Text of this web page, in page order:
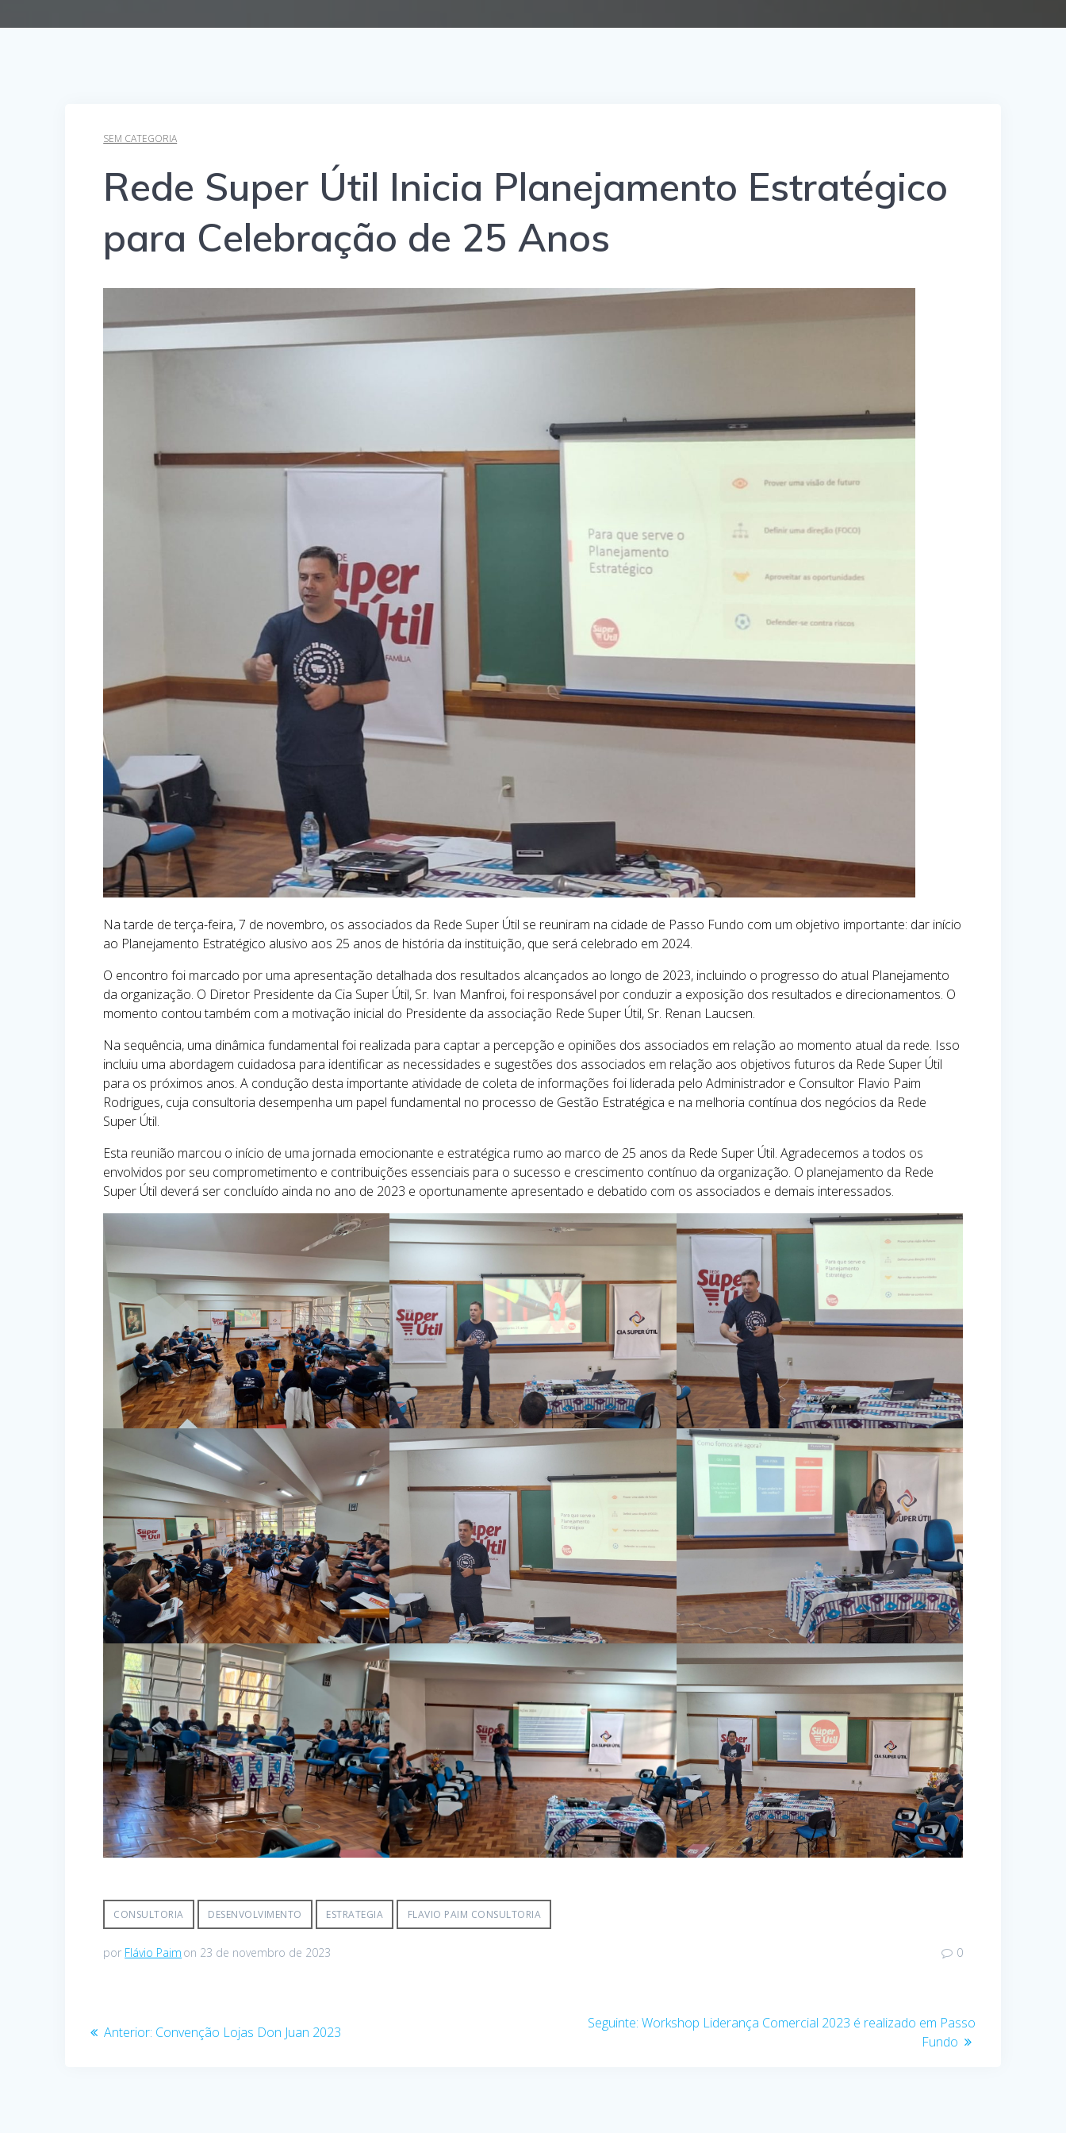
SEM CATEGORIA
Rede Super Útil Inicia Planejamento Estratégico
para Celebração de 25 Anos
Na tarde de terça-feira, 7 de novembro, os associados da Rede Super Útil se reuniram na cidade de Passo Fundo com um objetivo importante: dar início
ao Planejamento Estratégico alusivo aos 25 anos de história da instituição, que será celebrado em 2024.
O encontro foi marcado por uma apresentação detalhada dos resultados alcançados ao longo de 2023, incluindo o progresso do atual Planejamento
da organização. O Diretor Presidente da Cia Super Útil, Sr. Ivan Manfroi, foi responsável por conduzir a exposição dos resultados e direcionamentos. O
momento contou também com a motivação inicial do Presidente da associação Rede Super Útil, Sr. Renan Laucsen.
Na sequência, uma dinâmica fundamental foi realizada para captar a percepção e opiniões dos associados em relação ao momento atual da rede. Isso
incluiu uma abordagem cuidadosa para identificar as necessidades e sugestões dos associados em relação aos objetivos futuros da Rede Super Útil
para os próximos anos. A condução desta importante atividade de coleta de informações foi liderada pelo Administrador e Consultor Flavio Paim
Rodrigues, cuja consultoria desempenha um papel fundamental no processo de Gestão Estratégica e na melhoria contínua dos negócios da Rede
Super Útil.
Esta reunião marcou o início de uma jornada emocionante e estratégica rumo ao marco de 25 anos da Rede Super Útil. Agradecemos a todos os
envolvidos por seu comprometimento e contribuições essenciais para o sucesso e crescimento contínuo da organização. O planejamento da Rede
Super Útil deverá ser concluído ainda no ano de 2023 e oportunamente apresentado e debatido com os associados e demais interessados.
CONSULTORIA DESENVOLVIMENTO ESTRATEGIA FLAVIO PAIM CONSULTORIA
por Flávio Paim on 23 de novembro de 2023 0
Anterior: Post
Convenção Lojas Don Juan 2023
Seguinte: Post
Workshop Liderança Comercial 2023 é realizado em Passo
Fundo